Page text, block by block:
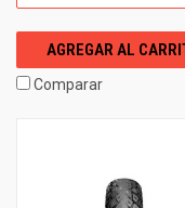
AGREGAR AL
Comparar